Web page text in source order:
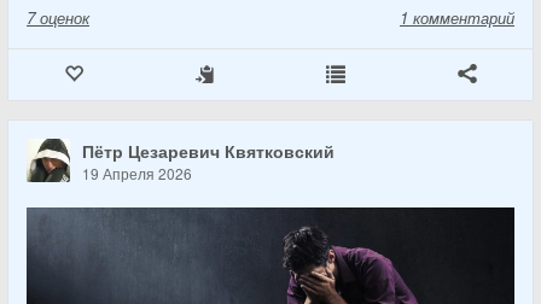
7 оценок 1 комментарий
Пётр Цезаревич Квятковский
19 Апреля 2026